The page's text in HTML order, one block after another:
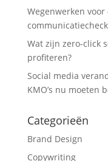
Wegenwerken
Wat zijn zero-click
profiteren?
Social media
KMO’s nu moeten
Categorieën
Brand Design
Copywriting